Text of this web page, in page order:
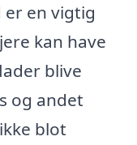
er en vigtig
kan have
blive
og andet
blot